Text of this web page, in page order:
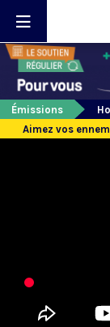
Émissions
Aimez vos